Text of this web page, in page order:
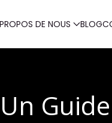
DE NOUS BLOG